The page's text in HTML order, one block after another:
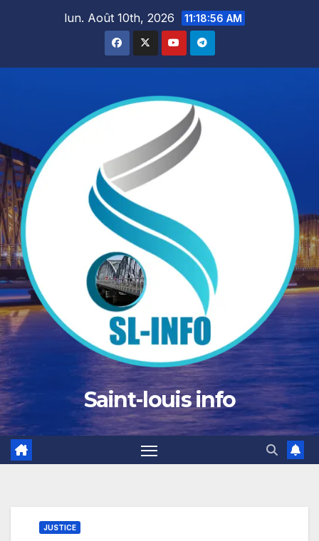
lun. Août 10th, 2026 11:18:58 AM
Saint-louis info
JUSTICE